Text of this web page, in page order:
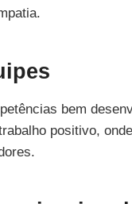
bem
positivo,